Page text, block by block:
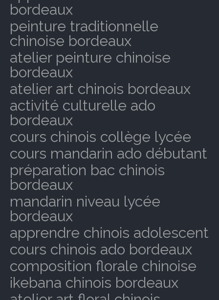
bordeaux
peinture traditionnelle
chinoise bordeaux
atelier peinture chinoise
bordeaux
atelier art chinois bordeaux
activité culturelle ado
bordeaux
cours chinois collège lycée
cours mandarin ado débutant
préparation bac chinois
bordeaux
mandarin niveau lycée
bordeaux
apprendre chinois adolescent
cours chinois ado bordeaux
composition florale chinoise
ikebana chinois bordeaux